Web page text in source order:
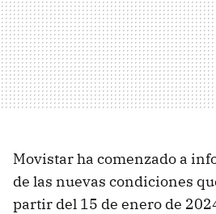
Movistar ha comenzado a
de las nuevas condiciones
partir del 15 de enero de